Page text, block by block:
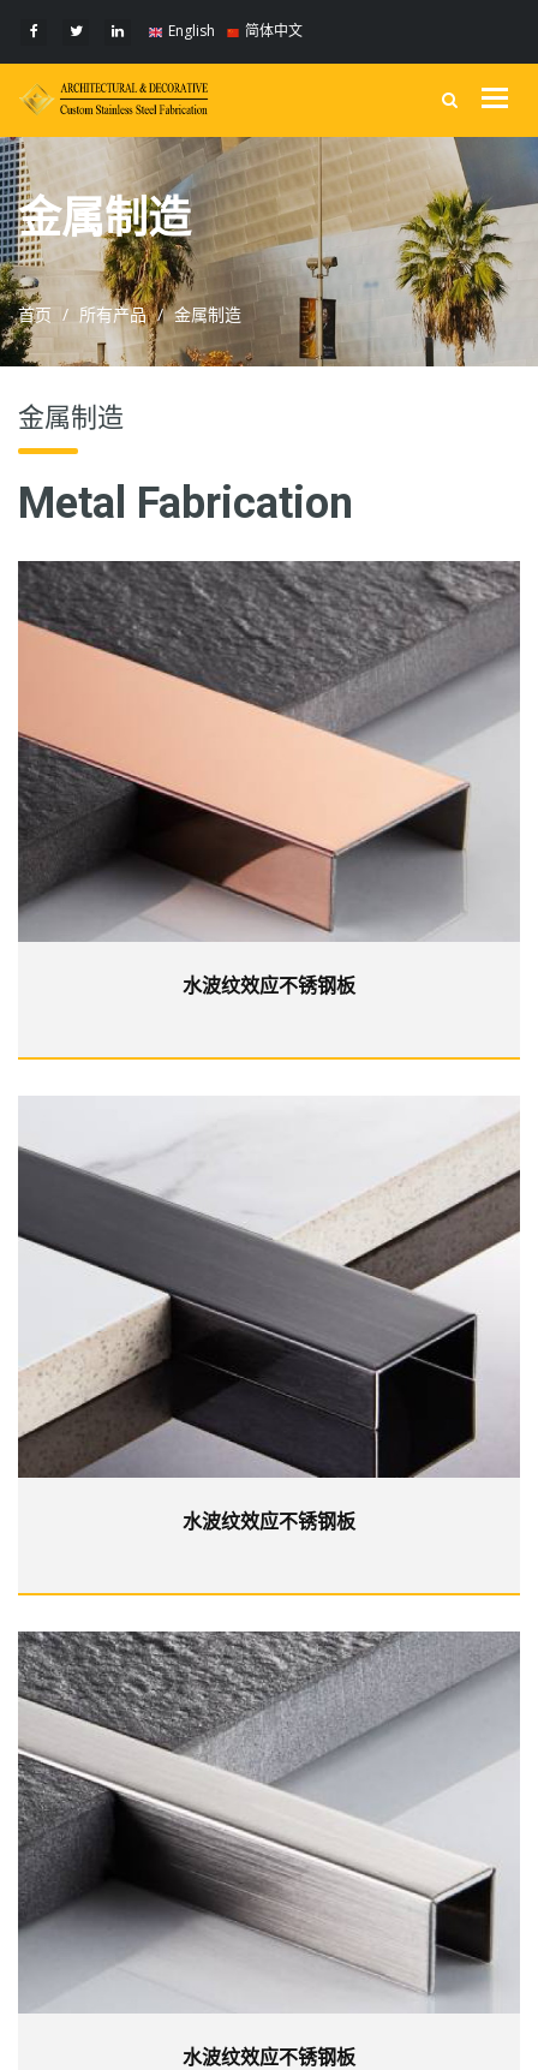
English 简体中文
金属制造
首页 所有产品 金属制造
金属制造
Metal Fabrication
水波纹效应不锈钢板
水波纹效应不锈钢板
水波纹效应不锈钢板